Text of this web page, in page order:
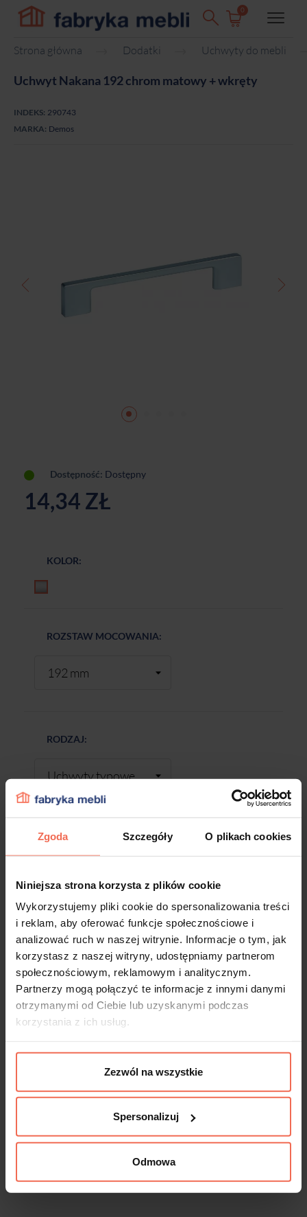
Zgoda Szczegóły O plikach cookies
Niniejsza strona korzysta z plików cookie
Wykorzystujemy pliki cookie do spersonalizowania treści
i reklam, aby oferować funkcje społecznościowe i
analizować ruch w naszej witrynie. Informacje o tym, jak
korzystasz z naszej witryny, udostępniamy partnerom
społecznościowym, reklamowym i analitycznym.
Partnerzy mogą połączyć te informacje z innymi danymi
otrzymanymi od Ciebie lub uzyskanymi podczas
korzystania z ich usług.
Zezwól na wszystkie
Spersonalizuj
Odmowa
0
Strona główna Dodatki Uchwyty do mebli
Uchwyt Nakana 192 chrom matowy + wkręty
INDEKS: 290743
MARKA: Demos
Dostępność: Dostępny
14,34 ZŁ
KOLOR:
ROZSTAW MOCOWANIA:
RODZAJ:
Próbki są produktem na zamówienie.
Produkty te nie podlegają zwrotom.
Dane techniczne
powierzchni nikiel szlifowany, rozstaw 192
mm, długość 225mm, szerokość 9 mm,